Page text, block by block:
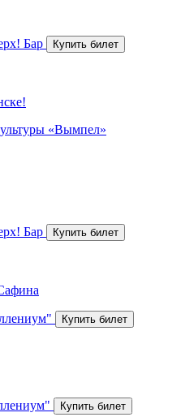
Бар
«Вымпел»
Бар